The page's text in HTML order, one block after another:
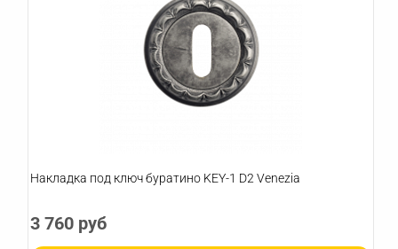
Накладка под ключ буратино KEY-1 D2 Venezia
3 760 руб